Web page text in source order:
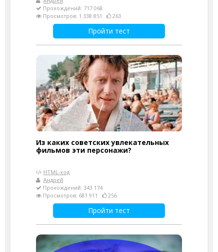
Прохождений: 717 068
Просмотров: 1 338 851
263
Пройти тест
Из каких советских увлекательных
фильмов эти персонажи?
HTML-код
Андрей
Прохождений: 343 174
Просмотров: 681 911
256
Пройти тест